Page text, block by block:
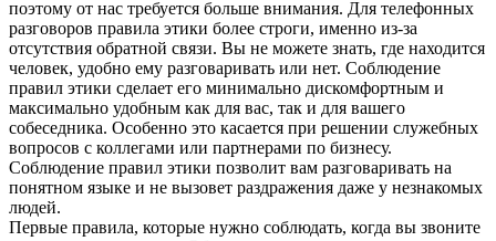
поэтому от нас требуется больше внимания. Для телефонных
разговоров правила этики более строги, именно из-за
отсутствия обратной связи. Вы не можете знать, где находится
человек, удобно ему разговаривать или нет. Соблюдение
правил этики сделает его минимально дискомфортным и
максимально удобным как для вас, так и для вашего
собеседника. Особенно это касается при решении служебных
вопросов с коллегами или партнерами по бизнесу.
Соблюдение правил этики позволит вам разговаривать на
понятном языке и не вызовет раздражения даже у незнакомых
людей.
Первые правила, которые нужно соблюдать, когда вы звоните